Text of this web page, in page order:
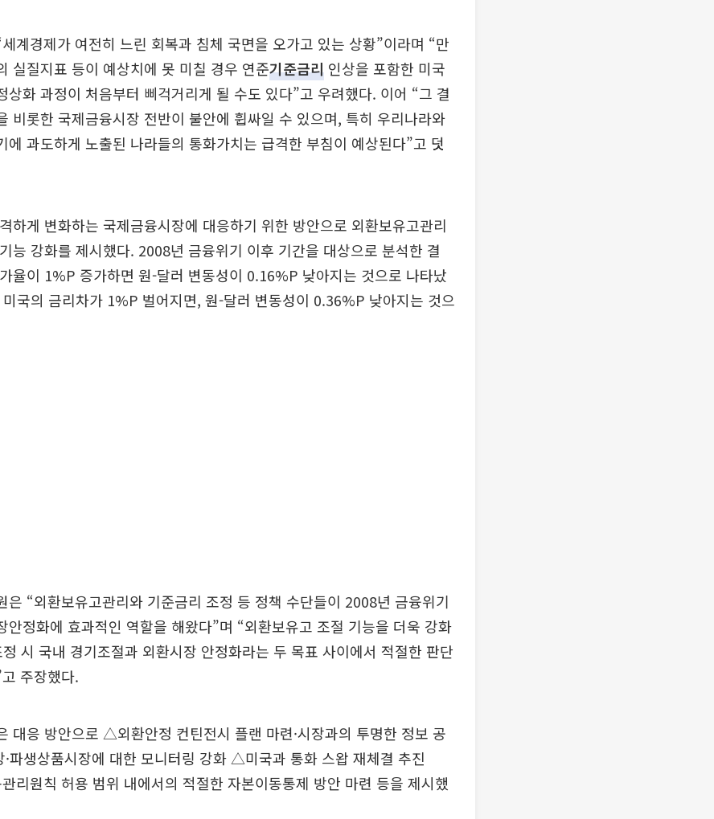
계경제가 여전히 느린 회복과 침체 국면을 오가고 있는 상황”이라며 “만
실질지표 등이 예상치에 못 미칠 경우 연준기준금리 인상을 포함한 미국
상화 과정이 처음부터 삐걱거리게 될 수도 있다”고 우려했다. 이어 “그 결
비롯한 국제금융시장 전반이 불안에 휩싸일 수 있으며, 특히 우리나라와
에 과도하게 노출된 나라들의 통화가치는 급격한 부침이 예상된다”고 덧
하게 변화하는 국제금융시장에 대응하기 위한 방안으로 외환보유고관리
능 강화를 제시했다. 2008년 금융위기 이후 기간을 대상으로 분석한 결
율이 1%P 증가하면 원-달러 변동성이 0.16%P 낮아지는 것으로 나타났
국의 금리차가 1%P 벌어지면, 원-달러 변동성이 0.36%P 낮아지는 것으
은 “외환보유고관리와 기준금리 조정 등 정책 수단들이 2008년 금융위기
안정화에 효과적인 역할을 해왔다”며 “외환보유고 조절 기능을 더욱 강화
시 국내 경기조절과 외환시장 안정화라는 두 목표 사이에서 적절한 판단
주장했다.
대응 방안으로 △외환안정 컨틴전시 플랜 마련·시장과의 투명한 정보 공
파생상품시장에 대한 모니터링 강화 △미국과 통화 스왑 재체결 추진
리원칙 허용 범위 내에서의 적절한 자본이동통제 방안 마련 등을 제시했